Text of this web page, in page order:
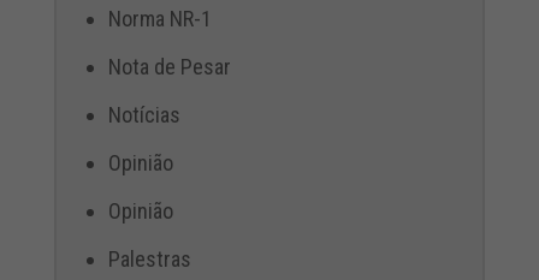
Norma NR-1
Nota de Pesar
Notícias
Opinião
Opinião
Palestras